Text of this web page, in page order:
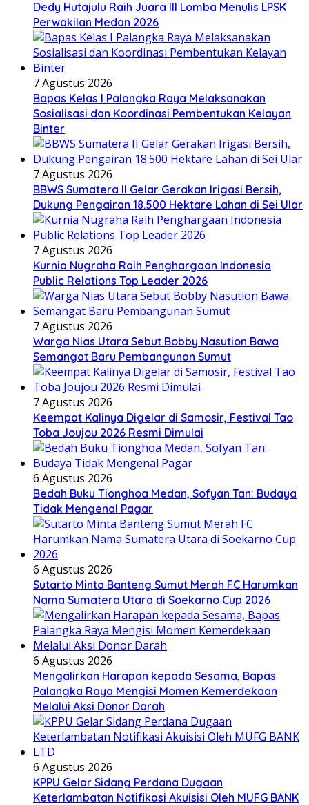
Dedy Hutajulu Raih Juara III Lomba Menulis LPSK
Perwakilan Medan 2026
7 Agustus 2026
Bapas Kelas I Palangka Raya Melaksanakan
Sosialisasi dan Koordinasi Pembentukan Kelayan
Binter
7 Agustus 2026
BBWS Sumatera II Gelar Gerakan Irigasi Bersih,
Dukung Pengairan 18.500 Hektare Lahan di Sei Ular
7 Agustus 2026
Kurnia Nugraha Raih Penghargaan Indonesia
Public Relations Top Leader 2026
7 Agustus 2026
Warga Nias Utara Sebut Bobby Nasution Bawa
Semangat Baru Pembangunan Sumut
7 Agustus 2026
Keempat Kalinya Digelar di Samosir, Festival Tao
Toba Joujou 2026 Resmi Dimulai
6 Agustus 2026
Bedah Buku Tionghoa Medan, Sofyan Tan: Budaya
Tidak Mengenal Pagar
6 Agustus 2026
Sutarto Minta Banteng Sumut Merah FC Harumkan
Nama Sumatera Utara di Soekarno Cup 2026
6 Agustus 2026
Mengalirkan Harapan kepada Sesama, Bapas
Palangka Raya Mengisi Momen Kemerdekaan
Melalui Aksi Donor Darah
6 Agustus 2026
KPPU Gelar Sidang Perdana Dugaan
Keterlambatan Notifikasi Akuisisi Oleh MUFG BANK